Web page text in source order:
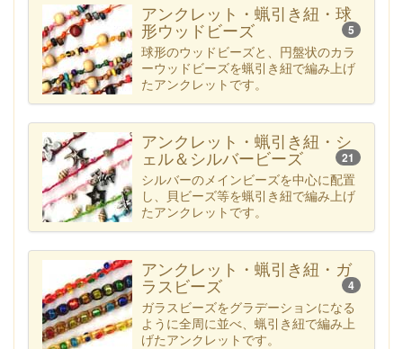
アンクレット・蝋引き紐・球
形ウッドビーズ 5
球形のウッドビーズと、円盤状のカラ
ーウッドビーズを蝋引き紐で編み上げ
たアンクレットです。
アンクレット・蝋引き紐・シ
ェル＆シルバービーズ 21
シルバーのメインビーズを中心に配置
し、貝ビーズ等を蝋引き紐で編み上げ
たアンクレットです。
アンクレット・蝋引き紐・ガ
ラスビーズ 4
ガラスビーズをグラデーションになる
ように全周に並べ、蝋引き紐で編み上
げたアンクレットです。